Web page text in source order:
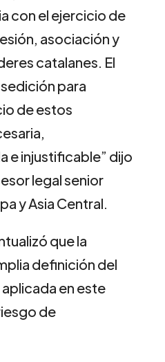
con el ejercicio de
asociación y
catalanes. El
para
de estos
e injustificable” dijo
legal senior
y Asia Central.
que la
definición del
en este
de